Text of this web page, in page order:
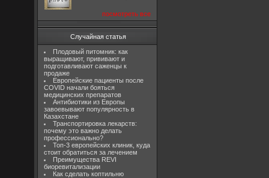
посмотреть все
Случайная статья
Плодовый питомник: как
выращивают, прививают и
подготавливают саженцы к
продаже
Европейские пациенты после
COVID начали бояться
медицинских препаратов
Антибиотики из Европы
завоевывают популярность в
Казахстане
Транспортировка лекарств:
почему это важно делать
профессионально?
Топ-3 европейских клиник, куда
стоит обратиться за лечением
Преимущества REVI
биоревитализации
Как сделать коптильню